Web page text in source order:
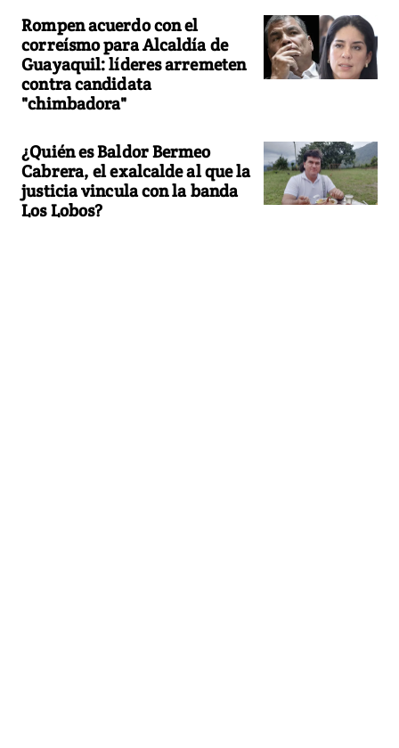
Rompen acuerdo con el
correísmo para Alcaldía de
Guayaquil: líderes arremeten
contra candidata
"chimbadora"
¿Quién es Baldor Bermeo
Cabrera, el exalcalde al que la
justicia vincula con la banda
Los Lobos?